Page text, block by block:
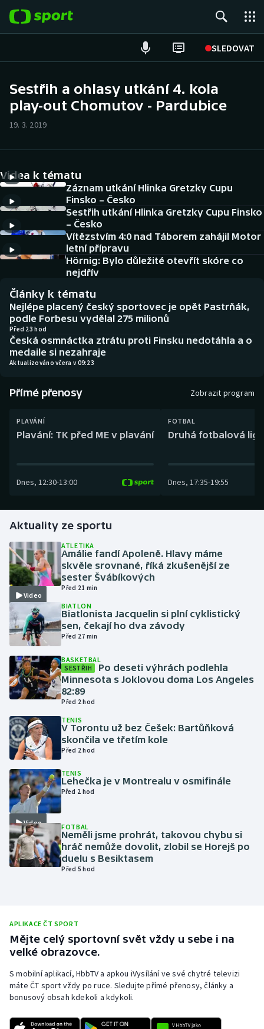
SLEDOVAT
Hokej
Cyklistika
DALŠÍ SPORTY
Americký fotbal
Baseball a softbal
Basketbal
Biatlon
Boby a skeleton
Box
Curling
Golf
Gymnastika
Házená
Jezdectví
Judo
Krasobruslení
Lezení
Lyže a snowboard
Moderní pětiboj
Motorsport
Olympijské hry
Parasport
Plavání
Ragby
Rychlobruslení
Rychlostní kanoistika
NEPŘEHLÉDNĚTE
Historické návraty
Aplikace ČT sport
AZ kvíz
Sestřih a ohlasy utkání 4. kola
play-out Chomutov - Pardubice
19. 3. 2019
Videa k tématu
Záznam utkání Hlinka Gretzky Cupu
Finsko – Česko
Sestřih utkání Hlinka Gretzky Cupu Finsko
– Česko
Vítězstvím 4:0 nad Táborem zahájil Motor
letní přípravu
Hörnig: Bylo důležité otevřít skóre co
nejdřív
Články k tématu
Nejlépe placený český sportovec je opět Pastrňák,
podle Forbesu vydělal 275 milionů
Před 23 hod
Česká osmnáctka ztrátu proti Finsku nedotáhla a o
medaile si nezahraje
Aktualizováno včera v 09:23
Přímé přenosy Zobrazit program
PLAVÁNÍ
Plavání: TK před ME v plavání
Dnes, 12:30-13:00
FOTBAL
Druhá fotbalová
Dnes, 17:35-19:55
Aktuality ze sportu
Video
ATLETIKA
Amálie fandí Apoleně. Hlavy máme
skvěle srovnané, říká zkušenější ze
sester Švábíkových
Před 21 min
BIATLON
Biatlonista Jacquelin si plní cyklistický
sen, čekají ho dva závody
Před 27 min
BASKETBAL
SESTŘIH
Po deseti výhrách podlehla
Minnesota s Joklovou doma Los Angeles
82:89
Před 2 hod
TENIS
V Torontu už bez Češek: Bartůňková
skončila ve třetím kole
Před 2 hod
Video
TENIS
Lehečka je v Montrealu v osmifinále
Před 2 hod
FOTBAL
Neměli jsme prohrát, takovou chybu si
hráč nemůže dovolit, zlobil se Horejš po
duelu s Besiktasem
Před 5 hod
APLIKACE ČT SPORT
Mějte celý sportovní svět vždy u sebe i na
velké obrazovce.
S mobilní aplikací, HbbTV a apkou iVysílání ve své chytré televizi
máte ČT sport vždy po ruce. Sledujte přímé přenosy, články a
bonusový obsah kdekoli a kdykoli.